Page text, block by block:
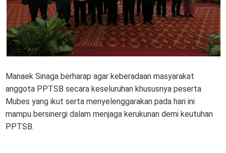
Manaek Sinaga berharap agar keberadaan masyarakat
anggota PPTSB secara keseluruhan khususnya peserta
Mubes yang ikut serta menyelenggarakan pada hari ini
mampu bersinergi dalam menjaga kerukunan demi keutuhan
PPTSB.